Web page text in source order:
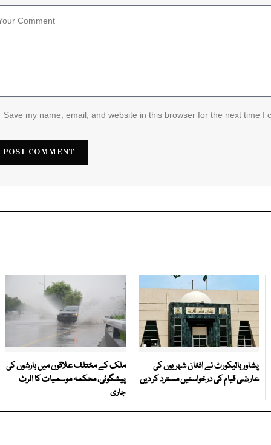
Save my name, email, and website in this browser for the next time I
پشاور ہائیکورٹ نے افغان شہریوں کی
عارضی قیام کی درخواستیں مسترد کر دیں
ملک کے مختلف علاقوں میں بارشوں کی
پیشگوئی، محکمہ موسمیات کا الرٹ
جاری